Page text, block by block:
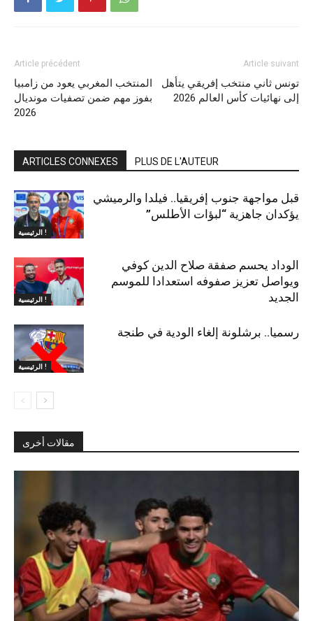
Article précédent
المنتخب المغربي يعود من زامبيا
بفوز مهم ضمن تصفيات مونديال
2026
Article suivant
تونس ثاني منتخب إفريقي يتأهل
إلى نهائيات كأس العالم 2026
ARTICLES CONNEXES PLUS DE L'AUTEUR
الرئيسية !
قبل مواجهة جنوب إفريقيا.. فيلدا والرميشي
يؤكدان جاهزية “لبؤات الأطلس”
الرئيسية !
الوداد يحسم صفقة صلاح الدين كوفي
ويواصل تعزيز صفوفه استعدادا للموسم
الجديد
الرئيسية !
رسميا.. برشلونة إلغاء الودية في طنجة
مقالات أخرى